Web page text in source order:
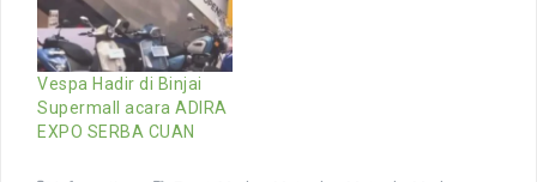
Vespa Hadir di Binjai
Supermall acara ADIRA
EXPO SERBA CUAN